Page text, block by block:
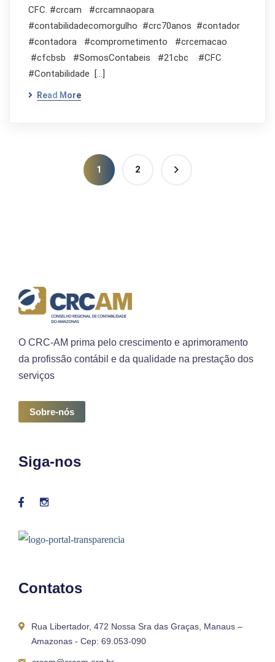
CFC. #crcam #crcamnaopara
#contabilidadecomorgulho #crc70anos #contador
#contadora #comprometimento #crcemacao
#cfcbsb #SomosContabeis #21cbc #CFC
#Contabilidade […]
Read More
1 2
O CRC-AM prima pelo crescimento e aprimoramento
da profissão contábil e da qualidade na prestação dos
serviços
Sobre-nós
Siga-nos
Contatos
Rua Libertador, 472 Nossa Sra das Graças, Manaus –
Amazonas - Cep: 69.053-090